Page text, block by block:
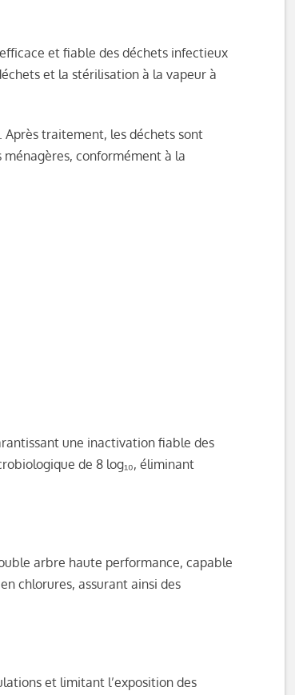
et fiable des déchets infectieux
et la stérilisation à la vapeur à
traitement, les déchets sont
conformément à la
une inactivation fiable des
de 8 log₁₀, éliminant
arbre haute performance, capable
chlorures, assurant ainsi des
et limitant l’exposition des